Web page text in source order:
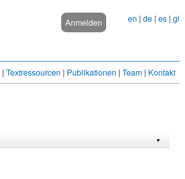
Anmelden en | de| es| gl
| Textressourcen | Publikationen | Team| Kontakt